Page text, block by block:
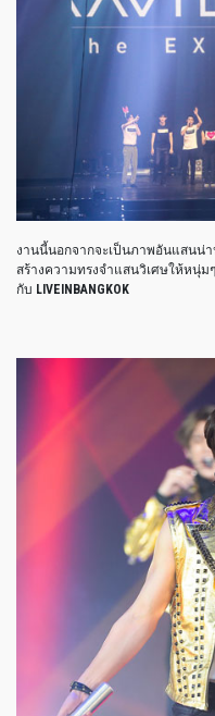
งานนี้นอกจากจะเป็นภาพอันแสนน่
สร้างความทรงจำแสนวิเศษให้หนุ่ม
กับ LIVEINBANGKOK